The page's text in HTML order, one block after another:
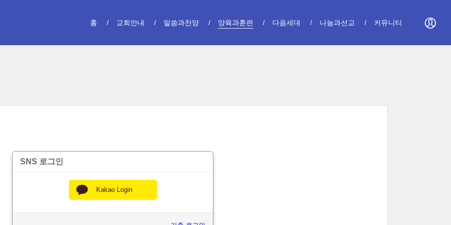
홈 교회안내 말씀과찬양 양육과훈련 다음세대 나눔과선교 커뮤니티
SNS 로그인
Kakao Login